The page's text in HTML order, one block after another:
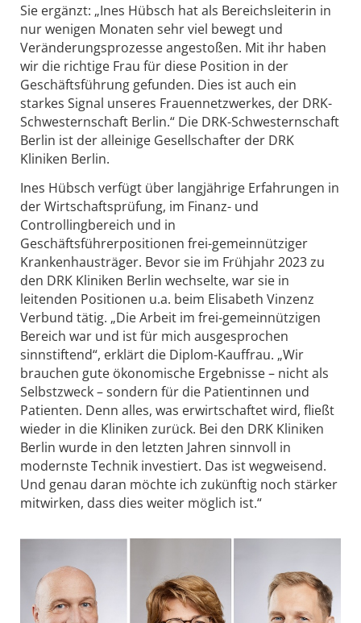
Sie ergänzt: „Ines Hübsch hat als Bereichsleiterin in
nur wenigen Monaten sehr viel bewegt und
Veränderungsprozesse angestoßen. Mit ihr haben
wir die richtige Frau für diese Position in der
Geschäftsführung gefunden. Dies ist auch ein
starkes Signal unseres Frauennetzwerkes, der DRK-
Schwesternschaft Berlin.“ Die DRK-Schwesternschaft
Berlin ist der alleinige Gesellschafter der DRK
Kliniken Berlin.
Ines Hübsch verfügt über langjährige Erfahrungen in
der Wirtschaftsprüfung, im Finanz- und
Controllingbereich und in
Geschäftsführerpositionen frei-gemeinnütziger
Krankenhausträger. Bevor sie im Frühjahr 2023 zu
den DRK Kliniken Berlin wechselte, war sie in
leitenden Positionen u.a. beim Elisabeth Vinzenz
Verbund tätig. „Die Arbeit im frei-gemeinnützigen
Bereich war und ist für mich ausgesprochen
sinnstiftend“, erklärt die Diplom-Kauffrau. „Wir
brauchen gute ökonomische Ergebnisse – nicht als
Selbstzweck – sondern für die Patientinnen und
Patienten. Denn alles, was erwirtschaftet wird, fließt
wieder in die Kliniken zurück. Bei den DRK Kliniken
Berlin wurde in den letzten Jahren sinnvoll in
modernste Technik investiert. Das ist wegweisend.
Und genau daran möchte ich zukünftig noch stärker
mitwirken, dass dies weiter möglich ist.“